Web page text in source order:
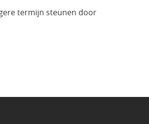
termijn steunen door